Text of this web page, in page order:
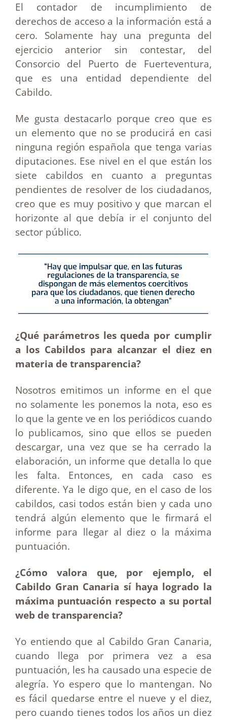
El contador de incumplimiento de
derechos de acceso a la información está a
cero. Solamente hay una pregunta del
ejercicio anterior sin contestar, del
Consorcio del Puerto de Fuerteventura,
que es una entidad dependiente del
Cabildo.
Me gusta destacarlo porque creo que es
un elemento que no se producirá en casi
ninguna región española que tenga varias
diputaciones. Ese nivel en el que están los
siete cabildos en cuanto a preguntas
pendientes de resolver de los ciudadanos,
creo que es muy positivo y que marcan el
horizonte al que debía ir el conjunto del
sector público.
¿Qué parámetros les queda por cumplir
a los Cabildos para alcanzar el diez en
materia de transparencia?
Nosotros emitimos un informe en el que
no solamente les ponemos la nota, eso es
lo que la gente ve en los periódicos cuando
lo publicamos, sino que ellos se pueden
descargar, una vez que se ha cerrado la
elaboración, un informe que detalla lo que
les falta. Entonces, en cada caso es
diferente. Ya le digo que, en el caso de los
cabildos, casi todos están bien y cada uno
tendrá algún elemento que le firmará el
informe para llegar al diez o la máxima
puntuación.
¿Cómo valora que, por ejemplo, el
Cabildo Gran Canaria sí haya logrado la
máxima puntuación respecto a su portal
web de transparencia?
Yo entiendo que al Cabildo Gran Canaria,
cuando llega por primera vez a esa
puntuación, les ha causado una especie de
alegría. Yo espero que lo mantengan. No
es fácil quedarse entre el nueve y el diez,
pero cuando tienes todos los años un diez